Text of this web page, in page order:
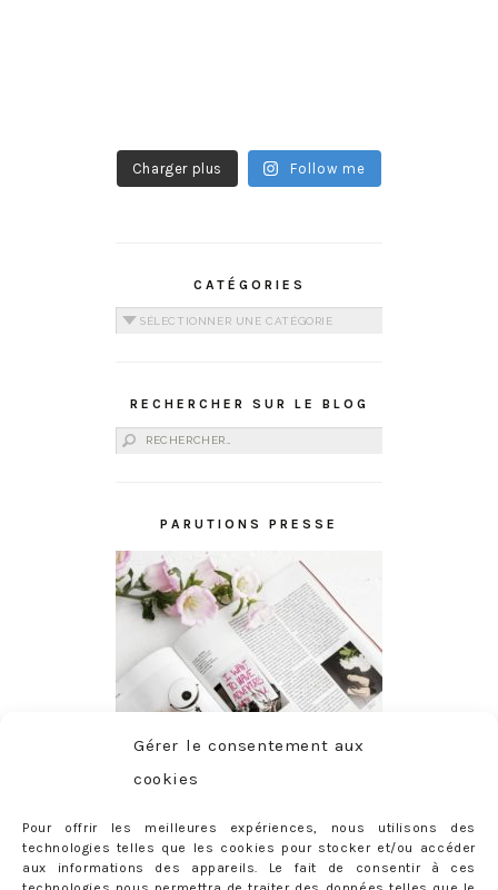
Gérer le consentement aux
cookies
Pour offrir les meilleures expériences, nous utilisons des
technologies telles que les cookies pour stocker et/ou accéder
aux informations des appareils. Le fait de consentir à ces
Charger plus Follow me
CATÉGORIES
Catégories
RECHERCHER SUR LE BLOG
Rechercher :
PARUTIONS PRESSE